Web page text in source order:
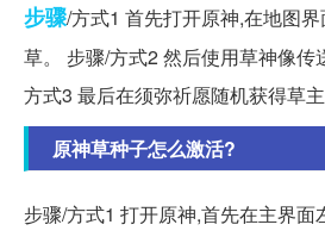
步骤/方式1 首先打开原神,在地图
草。 步骤/方式2 然后使用草神像传
方式3 最后在须弥祈愿随机获得草主
原神草种子怎么激活?
步骤/方式1 打开原神,首先在主界面